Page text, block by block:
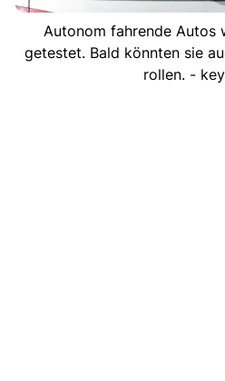
Autonom fahrende Autos
getestet. Bald könnten sie
rollen. -